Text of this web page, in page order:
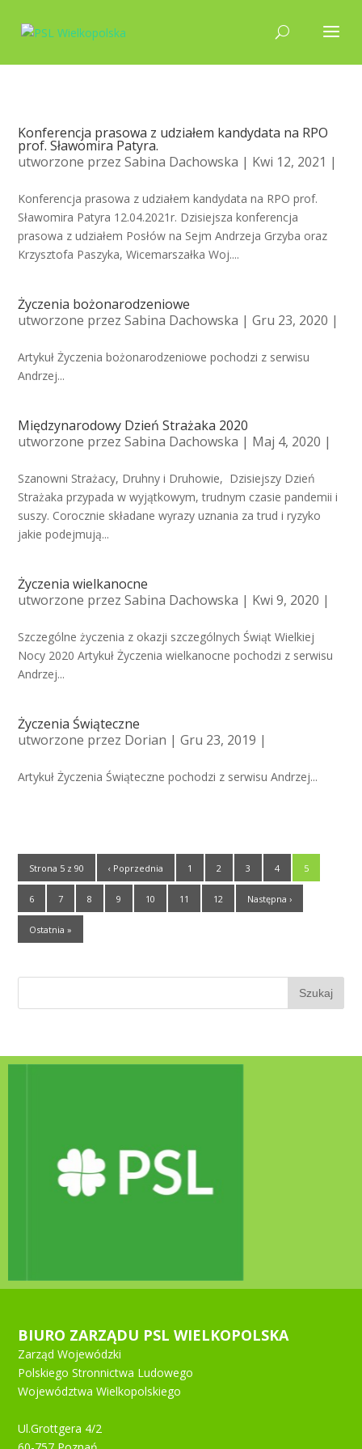
Konferencja prasowa z udziałem kandydata na RPO
prof. Sławomira Patyra.
utworzone przezSabina Dachowska | Kwi 12, 2021 |
Konferencja prasowa z udziałem kandydata na RPO prof.
Sławomira Patyra 12.04.2021r. Dzisiejsza konferencja
prasowa z udziałem Posłów na Sejm Andrzeja Grzyba oraz
Krzysztofa Paszyka, Wicemarszałka Woj....
Życzenia bożonarodzeniowe
utworzone przezSabina Dachowska | Gru 23, 2020 |
Artykuł Życzenia bożonarodzeniowe pochodzi z serwisu
Andrzej...
Międzynarodowy Dzień Strażaka 2020
utworzone przezSabina Dachowska | Maj 4, 2020 |
Szanowni Strażacy, Druhny i Druhowie, Dzisiejszy Dzień
Strażaka przypada w wyjątkowym, trudnym czasie pandemii i
suszy. Corocznie składane wyrazy uznania za trud i ryzyko
jakie podejmują...
Życzenia wielkanocne
utworzone przezSabina Dachowska | Kwi 9, 2020 |
Szczególne życzenia z okazji szczególnych Świąt Wielkiej
Nocy 2020 Artykuł Życzenia wielkanocne pochodzi z serwisu
Andrzej...
Życzenia Świąteczne
utworzone przez Dorian | Gru 23, 2019 |
Artykuł Życzenia Świąteczne pochodzi z serwisu Andrzej...
Strona 5 z 90 ‹ Poprzednia 1 2 3 4 5
6 7 8 9 10 11 12 Następna ›
Ostatnia »
BIURO ZARZĄDU PSL WIELKOPOLSKA
Zarząd Wojewódzki
Polskiego Stronnictwa Ludowego
Województwa Wielkopolskiego
Ul.Grottgera 4/2